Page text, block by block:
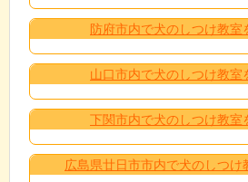
防府市内で犬のしつけ教室
山口市内で犬のしつけ教室
下関市内で犬のしつけ教室
広島県廿日市市内で犬のしつけ